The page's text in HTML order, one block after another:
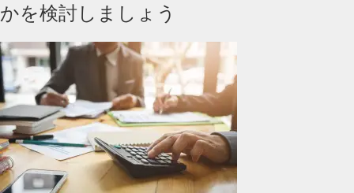
かを検討しましょう